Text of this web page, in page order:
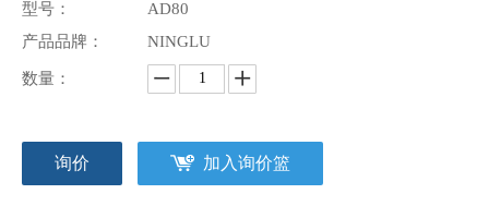
型号：
AD80
产品品牌：
NINGLU
数量：
询价 加入询价篮